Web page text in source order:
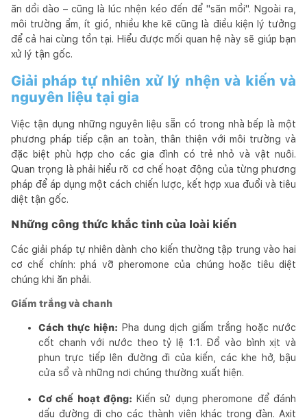
ăn dồi dào – cũng là lúc nhện kéo đến để "săn mồi". Ngoài ra,
môi trường ẩm, ít gió, nhiều khe kẽ cũng là điều kiện lý tưởng
để cả hai cùng tồn tại. Hiểu được mối quan hệ này sẽ giúp bạn
xử lý tận gốc.
Giải pháp tự nhiên xử lý nhện và kiến và
nguyên liệu tại gia
Việc tận dụng những nguyên liệu sẵn có trong nhà bếp là một
phương pháp tiếp cận an toàn, thân thiện với môi trường và
đặc biệt phù hợp cho các gia đình có trẻ nhỏ và vật nuôi.
Quan trọng là phải hiểu rõ cơ chế hoạt động của từng phương
pháp để áp dụng một cách chiến lược, kết hợp xua đuổi và tiêu
diệt tận gốc.
Những công thức khắc tinh của loài kiến
Các giải pháp tự nhiên dành cho kiến thường tập trung vào hai
cơ chế chính: phá vỡ pheromone của chúng hoặc tiêu diệt
chúng khi ăn phải.
Giấm trắng và chanh
Cách thực hiện: Pha dung dịch giấm trắng hoặc nước
cốt chanh với nước theo tỷ lệ 1:1. Đổ vào bình xịt và
phun trực tiếp lên đường đi của kiến, các khe hở, bậu
cửa sổ và những nơi chúng thường xuất hiện.
Cơ chế hoạt động: Kiến sử dụng pheromone để đánh
dấu đường đi cho các thành viên khác trong đàn. Axit